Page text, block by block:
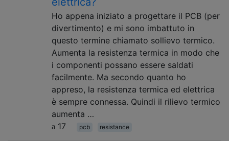
Ho appena iniziato a progettare il PCB (per
divertimento) e mi sono imbattuto in
questo termine chiamato sollievo termico.
Aumenta la resistenza termica in modo che
i componenti possano essere saldati
facilmente. Ma secondo quanto ho
appreso, la resistenza termica ed elettrica
è sempre connessa. Quindi il rilievo termico
aumenta …
17
pcb resistance